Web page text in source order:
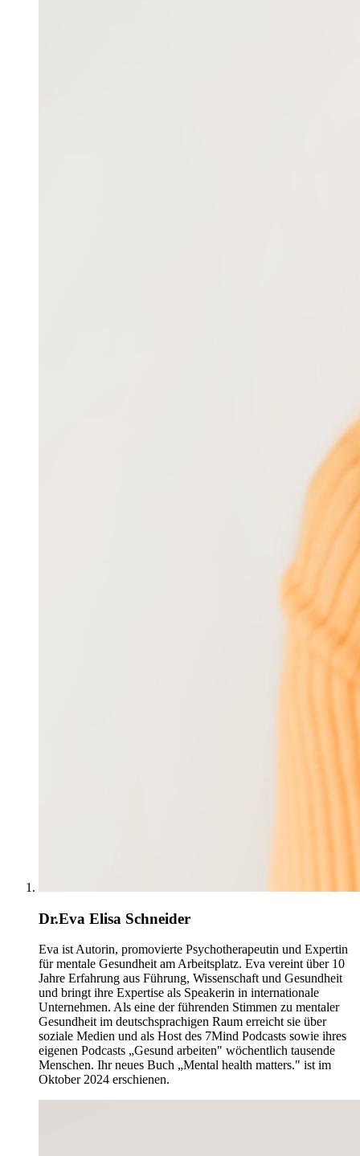
Dr.Eva Elisa Schneider
Eva ist Autorin, promovierte Psychotherapeutin und Expertin
für mentale Gesundheit am Arbeitsplatz. Eva vereint über 10
Jahre Erfahrung aus Führung, Wissenschaft und Gesundheit
und bringt ihre Expertise als Speakerin in internationale
Unternehmen. Als eine der führenden Stimmen zu mentaler
Gesundheit im deutschsprachigen Raum erreicht sie über
soziale Medien und als Host des 7Mind Podcasts sowie ihres
eigenen Podcasts „Gesund arbeiten" wöchentlich tausende
Menschen. Ihr neues Buch „Mental health matters." ist im
Oktober 2024 erschienen.